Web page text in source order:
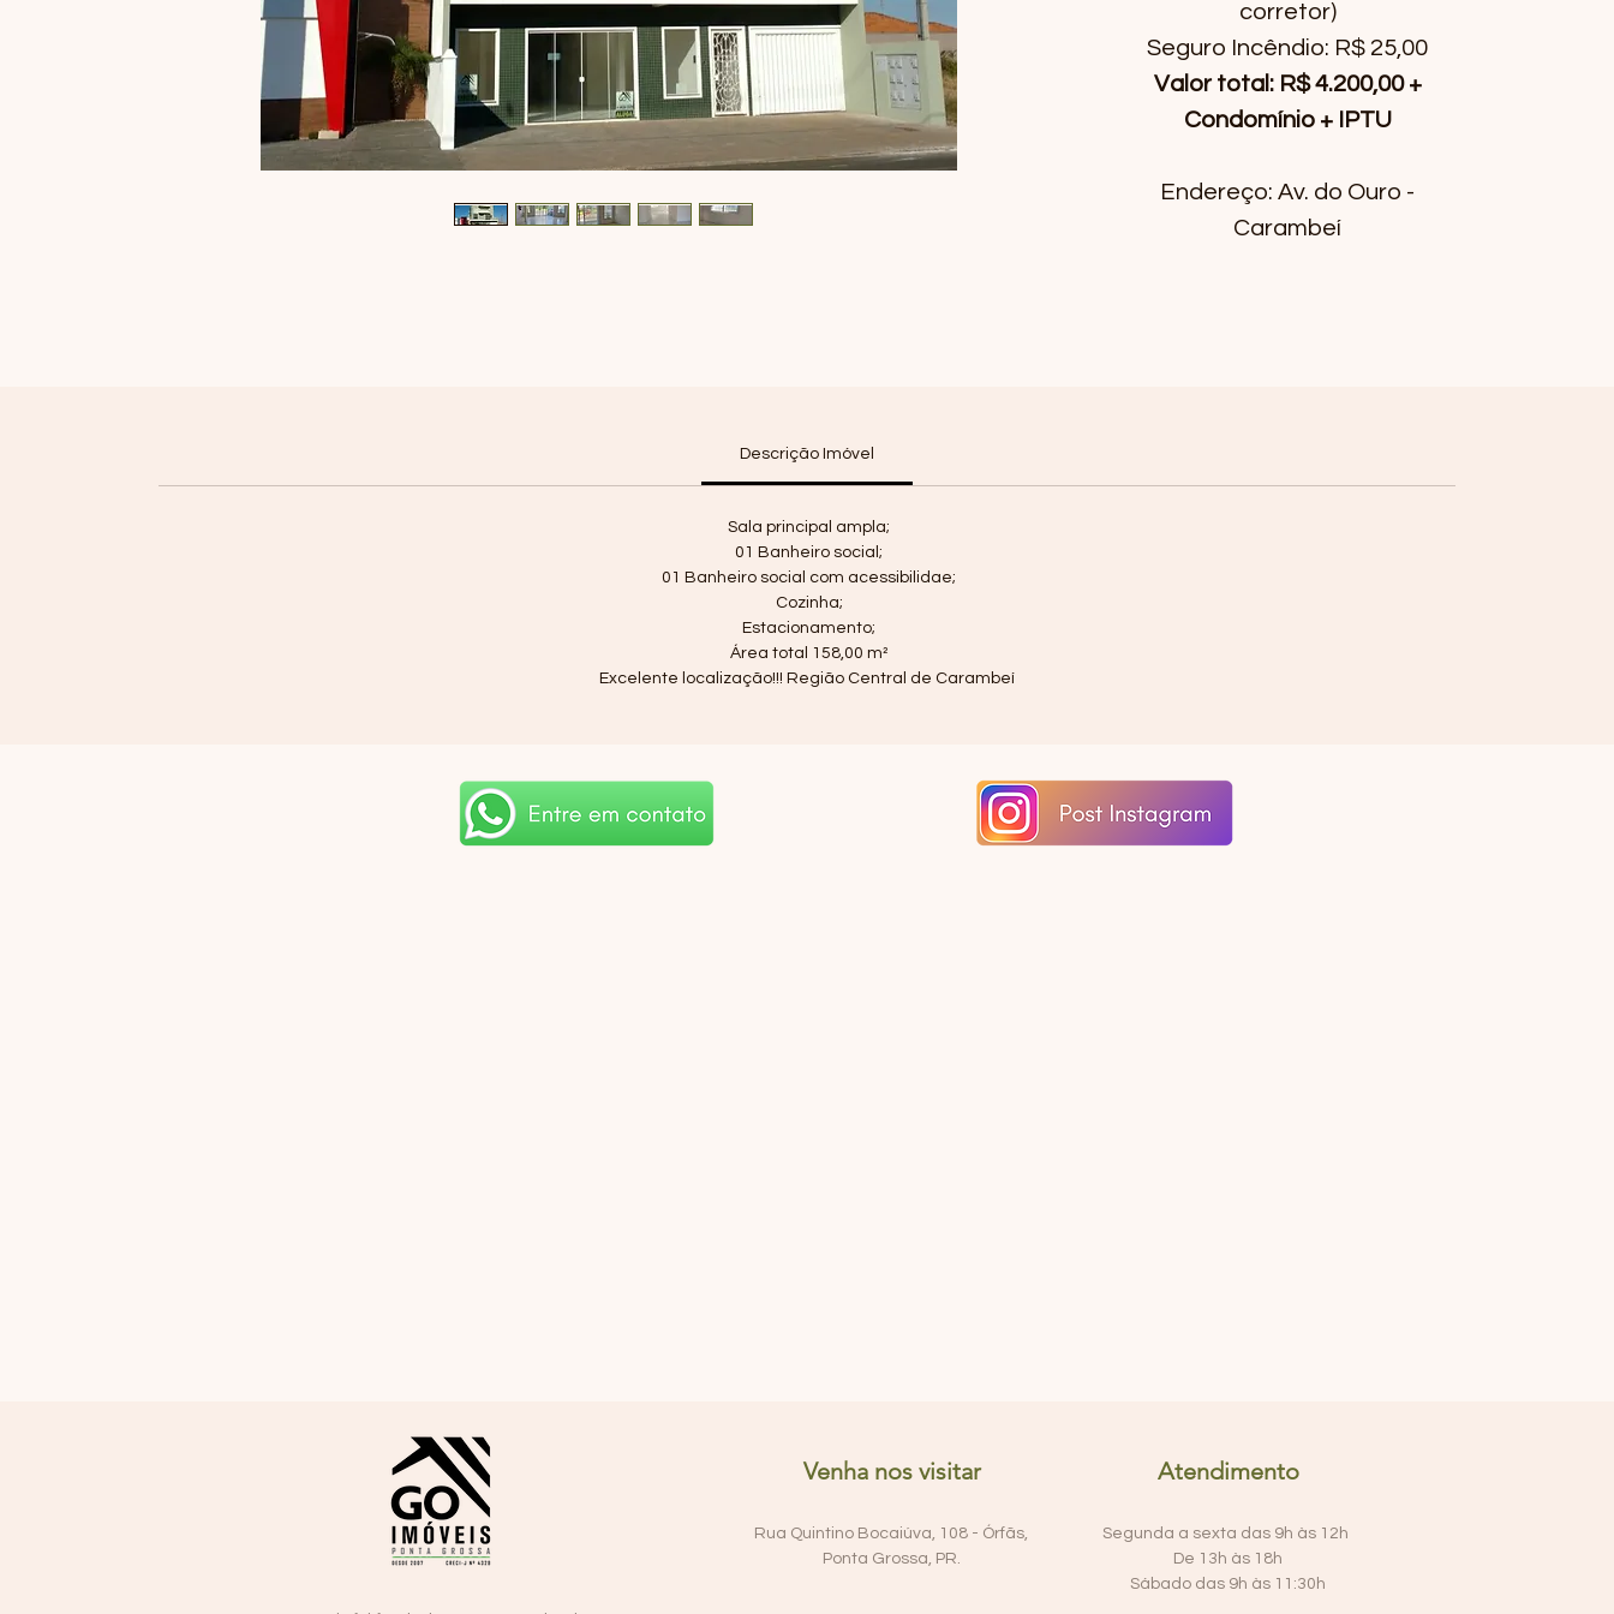
corretor)
Seguro Incêndio: R$ 25,00
Valor total: R$ 4.200,00 +
Condomínio + IPTU
Endereço: Av. do Ouro -
Carambeí
Descrição Imóvel
Sala principal ampla;
01 Banheiro social;
01 Banheiro social com acessibilidae;
Cozinha;
Estacionamento;
Área total 158,00 m²
Excelente localização!!! Região Central de Carambeí
Venha nos visitar
Rua Quintino Bocaiúva, 108 - Órfãs,
Ponta Grossa, PR.
Atendimento
Segunda a sexta das 9h às 12h
De 13h às 18h
Sábado das 9h às 11:30h